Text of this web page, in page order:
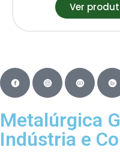
Ver
Metalúrgica
Indústria e